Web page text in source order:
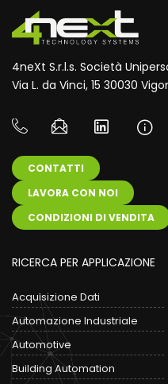
4neXt S.r.l.s. Società
Via L. da Vinci, 15 30030
CONTATTI
LAVORA CON NOI
CONDIZIONI DI VENDITA
RICERCA PER APPLICAZIONE
Acquisizione Dati
Automazione Industriale
Automotive
Building Automation